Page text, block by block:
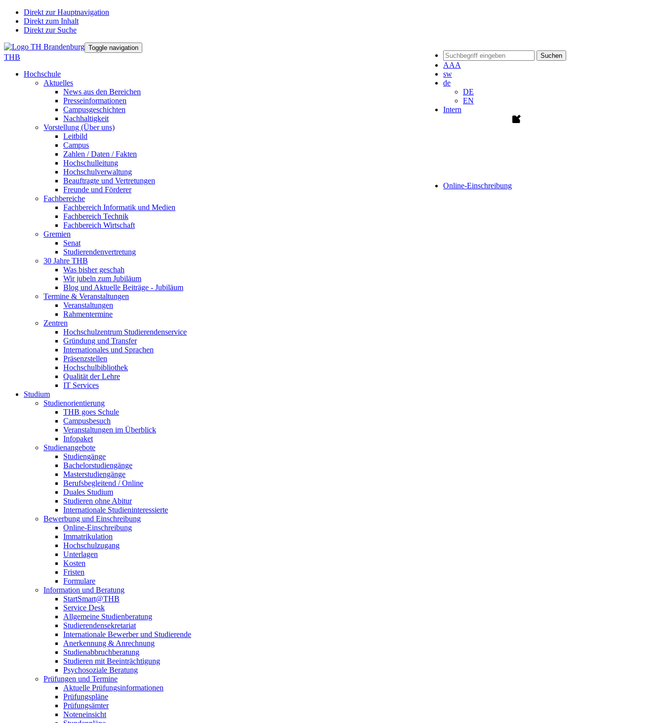
Direkt zur Hauptnavigation
Direkt zum Inhalt
Direkt zur Suche
Suchen
AAA
sw
de
DE
EN
Intern
Online-Einschreibung
Toggle navigation
THB
Hochschule
Aktuelles
News aus den Bereichen
Presseinformationen
Campusgeschichten
Nachhaltigkeit
Vorstellung (Über uns)
Leitbild
Campus
Zahlen / Daten / Fakten
Hochschulleitung
Hochschulverwaltung
Beauftragte und Vertretungen
Freunde und Förderer
Fachbereiche
Fachbereich Informatik und Medien
Fachbereich Technik
Fachbereich Wirtschaft
Gremien
Senat
Studierendenvertretung
30 Jahre THB
Was bisher geschah
Wir jubeln zum Jubiläum
Blog und Aktuelle Beiträge - Jubiläum
Termine & Veranstaltungen
Veranstaltungen
Rahmentermine
Zentren
Hochschulzentrum Studierendenservice
Gründung und Transfer
Internationales und Sprachen
Präsenzstellen
Hochschulbibliothek
Qualität der Lehre
IT Services
Studium
Studienorientierung
THB goes Schule
Campusbesuch
Veranstaltungen im Überblick
Infopaket
Studienangebote
Studiengänge
Bachelorstudiengänge
Masterstudiengänge
Berufsbegleitend / Online
Duales Studium
Studieren ohne Abitur
Internationale Studieninteressierte
Bewerbung und Einschreibung
Online-Einschreibung
Immatrikulation
Hochschulzugang
Unterlagen
Kosten
Fristen
Formulare
Information und Beratung
StartSmart@THB
Service Desk
Allgemeine Studienberatung
Studierendensekretariat
Internationale Bewerber und Studierende
Anerkennung & Anrechnung
Studienabbruchberatung
Studieren mit Beeinträchtigung
Psychosoziale Beratung
Prüfungen und Termine
Aktuelle Prüfungsinformationen
Prüfungspläne
Prüfungsämter
Noteneinsicht